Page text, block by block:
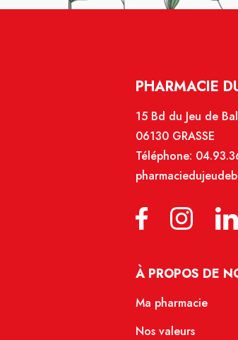
PHARMACIE
15 Bd du Jeu de
06130 GRASSE
Téléphone:
À PROPOS DE
Ma pharmacie
Nos valeurs